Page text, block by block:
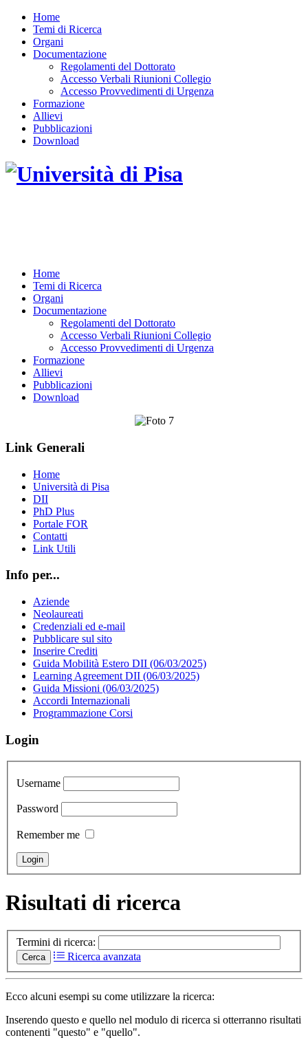
Home
Temi di Ricerca
Organi
Documentazione
Regolamenti del Dottorato
Accesso Verbali Riunioni Collegio
Accesso Provvedimenti di Urgenza
Formazione
Allievi
Pubblicazioni
Download
Home
Temi di Ricerca
Organi
Documentazione
Regolamenti del Dottorato
Accesso Verbali Riunioni Collegio
Accesso Provvedimenti di Urgenza
Formazione
Allievi
Pubblicazioni
Download
Link Generali
Home
Università di Pisa
DII
PhD Plus
Portale FOR
Contatti
Link Utili
Info per...
Aziende
Neolaureati
Credenziali ed e-mail
Pubblicare sul sito
Inserire Crediti
Guida Mobilità Estero DII (06/03/2025)
Learning Agreement DII (06/03/2025)
Guida Missioni (06/03/2025)
Accordi Internazionali
Programmazione Corsi
Login
Username
Password
Remember me
Risultati di ricerca
Termini di ricerca:
Cerca Ricerca avanzata
Ecco alcuni esempi su come utilizzare la ricerca:
Inserendo questo e quello nel modulo di ricerca si otterranno risultati
contenenti "questo" e "quello".